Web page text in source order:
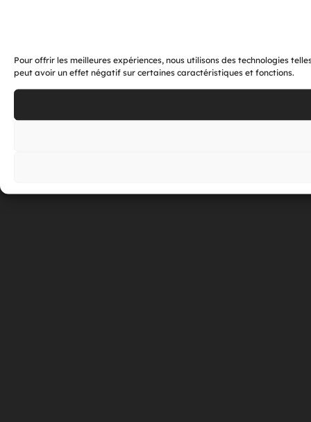
Pour offrir les meilleures expériences, nous utilisons des technologies
peut avoir un effet négatif sur certaines caractéristiques et fonctions.